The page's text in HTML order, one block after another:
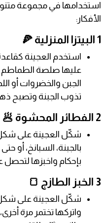
استخدامها في مجموعة
الأفكار:
1 البيتزا المنزلية 🍕
استخدم العجينة
عليها صلصة
الجبن والخضروات أو
تذوب الجبنة وتصبح
2 الفطائر المحشوة 🥟
شكّل العجينة على
بالجبنة، السبانخ، أو
بإحكام واخبزها لتحصل
3 الخبز الطازج 🍞
شكّل العجينة على
واتركها تختمر مرة